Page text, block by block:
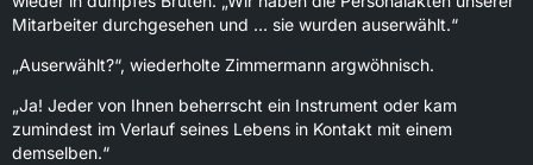
Mitarbeiter durchgesehen und … sie wurden auserwählt.“
„Auserwählt?“, wiederholte Zimmermann argwöhnisch.
„Ja! Jeder von Ihnen beherrscht ein Instrument oder kam
zumindest im Verlauf seines Lebens in Kontakt mit einem
demselben.“